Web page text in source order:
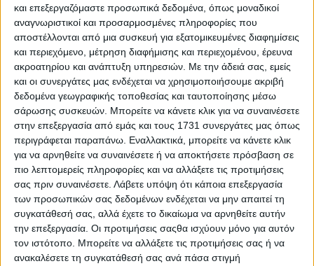
και επεξεργαζόμαστε προσωπικά δεδομένα, όπως μοναδικοί
αναγνωριστικοί και προσαρμοσμένες πληροφορίες που
αποστέλλονται από μια συσκευή για εξατομικευμένες διαφημίσεις
και περιεχόμενο, μέτρηση διαφήμισης και περιεχομένου, έρευνα
ακροατηρίου και ανάπτυξη υπηρεσιών. Με την άδειά σας, εμείς
και οι συνεργάτες μας ενδέχεται να χρησιμοποιήσουμε ακριβή
δεδομένα γεωγραφικής τοποθεσίας και ταυτοποίησης μέσω
σάρωσης συσκευών. Μπορείτε να κάνετε κλικ για να συναινέσετε
στην επεξεργασία από εμάς και τους 1731 συνεργάτες μας όπως
περιγράφεται παραπάνω. Εναλλακτικά, μπορείτε να κάνετε κλικ
για να αρνηθείτε να συναινέσετε ή να αποκτήσετε πρόσβαση σε
πιο λεπτομερείς πληροφορίες και να αλλάξετε τις προτιμήσεις
σας πριν συναινέσετε. Λάβετε υπόψη ότι κάποια επεξεργασία
των προσωπικών σας δεδομένων ενδέχεται να μην απαιτεί τη
συγκατάθεσή σας, αλλά έχετε το δικαίωμα να αρνηθείτε αυτήν
την επεξεργασία. Οι προτιμήσεις σαςθα ισχύουν μόνο για αυτόν
τον ιστότοπο. Μπορείτε να αλλάξετε τις προτιμήσεις σας ή να
ανακαλέσετε τη συγκατάθεσή σας ανά πάσα στιγμή
KATEΒΑΣΜΑ
ΣΕ PDF
Επιλέξτε κατηγορία
Wine Trails